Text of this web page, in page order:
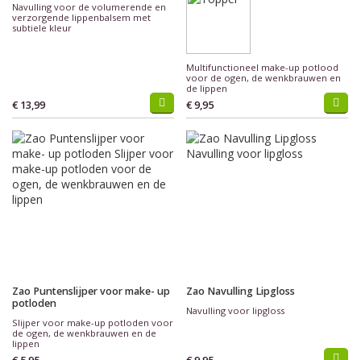
Navulling voor de volumerende en
verzorgende lippenbalsem met
subtiele kleur
€ 13,99
Multifunctioneel make-up potlood
voor de ogen, de wenkbrauwen en
de lippen
€ 9,95
Zao Puntenslijper voor make- up
potloden
Slijper voor make-up potloden voor
de ogen, de wenkbrauwen en de
lippen
Zao Navulling Lipgloss
Navulling voor lipgloss